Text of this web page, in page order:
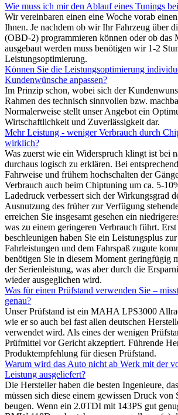
Wie muss ich mir den Ablauf eines Tunings
Wir vereinbaren einen eine Woche vorab
Ihnen. Je nachdem ob wir Ihr Fahrzeug über
(OBD-2) programmieren können oder ob das
ausgebaut werden muss benötigen wir 1-2
Leistungsoptimierung.
Können Sie die Leistungsoptimierung
Kundenwünsche anpassen?
Im Prinzip schon, wobei sich der
Rahmen des technisch sinnvollen bzw.
Normalerweise stellt unser Angebot ein
Wirtschaftlichkeit und Zuverlässigkeit dar.
Mehr Leistung - weniger Verbrauch durch
wirklich?
Was zuerst wie ein Widerspruch klingt ist bei
durchaus logisch zu erklären. Bei
Fahrweise und frühem hochschalten der
Verbrauch auch beim Chiptuning um ca. 5-
Ladedruck verbessert sich der Wirkungsgrad
Ausnutzung des früher zur Verfügung
erreichen Sie insgesamt gesehen ein
was zu einem geringeren Verbrauch führt.
beschleunigen haben Sie ein Leistungsplus
Fahrleistungen und dem Fahrspaß zugute
benötigen Sie in diesem Moment geringfügig
der Serienleistung, was aber durch die
wieder ausgeglichen wird.
Was für einen Prüfstand verwenden Sie –
genau?
Unser Prüfstand ist ein MAHA LPS3000
wie er so auch bei fast allen deutschen
verwendet wird. Als eines der wenigen
Prüfmittel vor Gericht akzeptiert. Führende
Produktempfehlung für diesen Prüfstand.
Warum wird das Auto nicht ab Werk mit der
Leistung ausgeliefert?
Die Hersteller haben die besten Ingenieure,
müssen sich diese einem gewissen Druck von
beugen. Wenn ein 2.0TDI mit 143PS gut